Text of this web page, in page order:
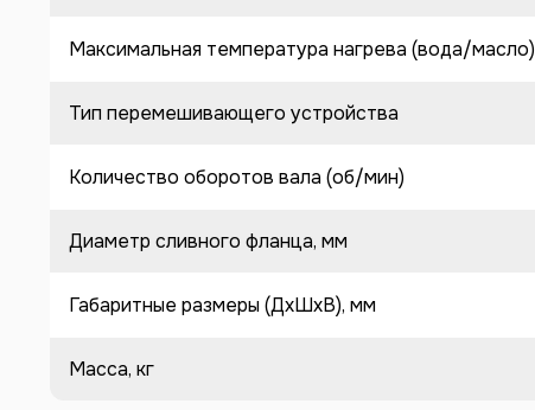
Максимальная температура нагрева (вода/масло)
Тип перемешивающего устройства
Количество оборотов вала (об/мин)
Диаметр сливного фланца, мм
Габаритные размеры (ДхШхВ), мм
Масса, кг